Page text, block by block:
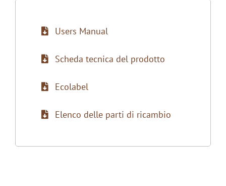
Users Manual
Scheda tecnica del prodotto
Ecolabel
Elenco delle parti di ricambio